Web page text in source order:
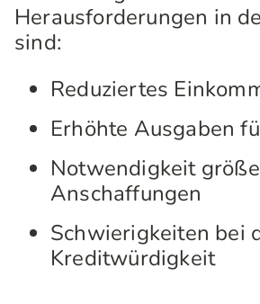
Herausforderungen in
sind:
Reduziertes
Erhöhte Ausgaben
Notwendigkeit
Anschaffungen
Schwierigkeiten bei
Kreditwürdigkeit